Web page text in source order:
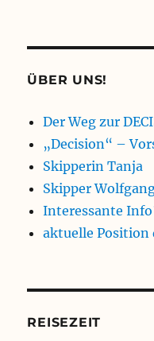
ÜBER UNS!
Der Weg zur
„Decision“ –
Skipperin Tanja
Skipper
Interessante
aktuelle Position
REISEZEIT